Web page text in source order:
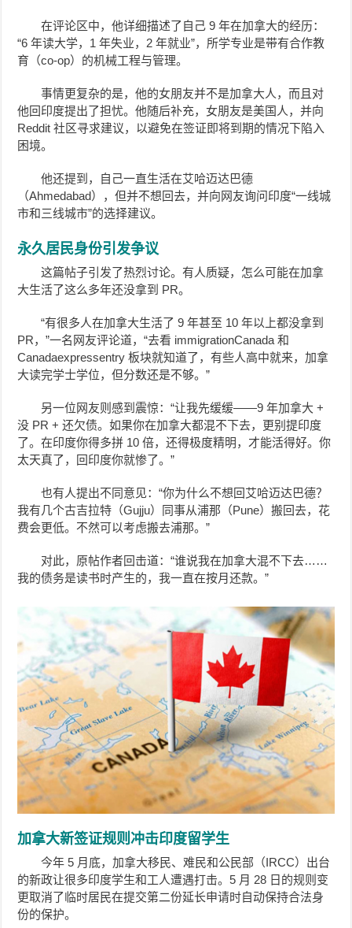
在评论区中，他详细描述了自己 9 年在加拿大的经历：
“6 年读大学，1 年失业，2 年就业”，所学专业是带有合作教
育（co-op）的机械工程与管理。
事情更复杂的是，他的女朋友并不是加拿大人，而且对
他回印度提出了担忧。他随后补充，女朋友是美国人，并向
Reddit 社区寻求建议，以避免在签证即将到期的情况下陷入
困境。
他还提到，自己一直生活在艾哈迈达巴德
（Ahmedabad），但并不想回去，并向网友询问印度“一线城
市和三线城市”的选择建议。
永久居民身份引发争议
这篇帖子引发了热烈讨论。有人质疑，怎么可能在加拿
大生活了这么多年还没拿到 PR。
“有很多人在加拿大生活了 9 年甚至 10 年以上都没拿到
PR，”一名网友评论道，“去看 immigrationCanada 和
Canadaexpressentry 板块就知道了，有些人高中就来，加拿
大读完学士学位，但分数还是不够。”
另一位网友则感到震惊：“让我先缓缓——9 年加拿大 +
没 PR + 还欠债。如果你在加拿大都混不下去，更别提印度
了。在印度你得多拼 10 倍，还得极度精明，才能活得好。你
太天真了，回印度你就惨了。”
也有人提出不同意见：“你为什么不想回艾哈迈达巴德？
我有几个古吉拉特（Gujju）同事从浦那（Pune）搬回去，花
费会更低。不然可以考虑搬去浦那。”
对此，原帖作者回击道：“谁说我在加拿大混不下去……
我的债务是读书时产生的，我一直在按月还款。”
加拿大新签证规则冲击印度留学生
今年 5 月底，加拿大移民、难民和公民部（IRCC）出台
的新政让很多印度学生和工人遭遇打击。5 月 28 日的规则变
更取消了临时居民在提交第二份延长申请时自动保持合法身
份的保护。